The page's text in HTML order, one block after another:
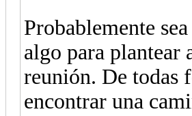
Probablemente
algo para plantear
reunión. De todas
encontrar una